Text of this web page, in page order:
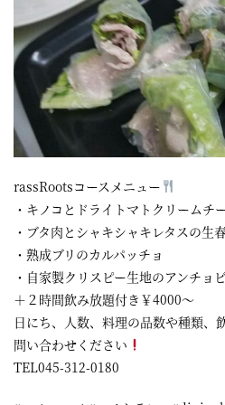
rassRootsコースメニュー
・キノコとドライトマトクリームチ
・ブタ肉とシャキシャキレタスの生
・熟成ブリのカルパッチョ
・自家製クリスピー生地のアンチョ
＋２時間飲み放題付き￥4000～
日にち、人数、料理の品数や種類、
問い合わせください
TEL045-312-0180